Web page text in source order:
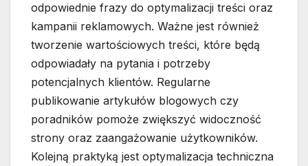
odpowiednie frazy do optymalizacji treści oraz
kampanii reklamowych. Ważne jest również
tworzenie wartościowych treści, które będą
odpowiadały na pytania i potrzeby
potencjalnych klientów. Regularne
publikowanie artykułów blogowych czy
poradników pomoże zwiększyć widoczność
strony oraz zaangażowanie użytkowników.
Kolejną praktyką jest optymalizacja techniczna